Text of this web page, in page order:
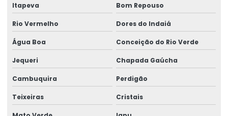
Itapeva Bom Repouso
Rio Vermelho Dores do Indaiá
Água Boa Conceição do Rio Verde
Jequeri Chapada Gaúcha
Cambuquira Perdigão
Teixeiras Cristais